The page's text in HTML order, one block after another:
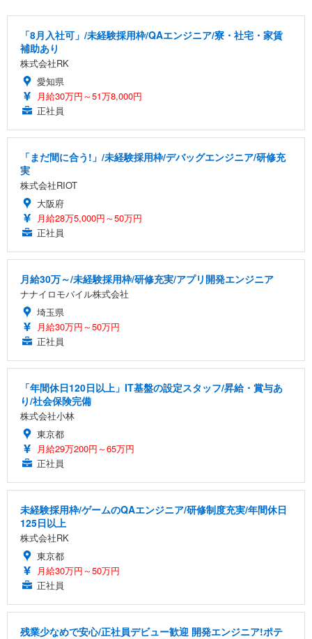
「8月入社可」/未経験採用枠/QAエンジニア/寮・社宅・家賃
補助あり
株式会社RK
愛知県
月給30万円～51万8,000円
正社員
「まだ間に合う!」/未経験採用枠/デバッグエンジニア/研修充
実
株式会社RIOT
大阪府
月給28万5,000円～50万円
正社員
月給30万～/未経験採用枠/研修充実/アプリ開発エンジニア
ナナイロモバイル株式会社
埼玉県
月給30万円～50万円
正社員
「年間休日120日以上」IT基盤の設定スタッフ/昇給・賞与あ
り/社会保険完備
株式会社小林
東京都
月給29万200円～65万円
正社員
未経験採用枠/ゲームのQAエンジニア/研修制度充実/年間休日
125日以上
株式会社RK
東京都
月給30万円～50万円
正社員
残業少なめで安心/正社員デビュー歓迎 開発エンジニア!ポテ